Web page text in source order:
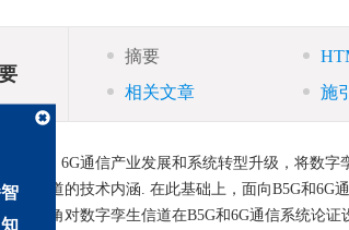
摘要
相关文章
施
撑B5G、6G通信产业发展和系统转型升级，将数
生信道的技术内涵. 在此基础上，面向B5G和6G
期视角对数字孪生信道在B5G和6G通信系统论